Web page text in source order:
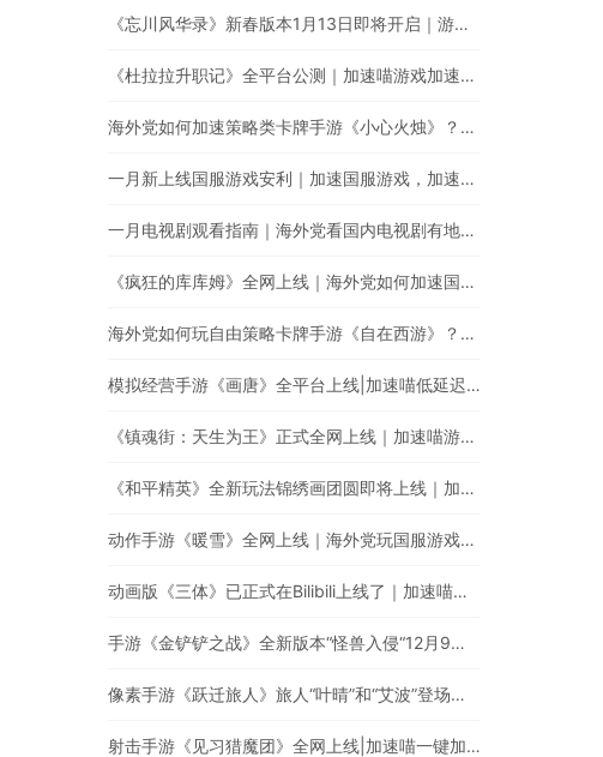
《忘川风华录》新春版本1月13日即将开启｜游戏加速器一键加速提升游戏体验
《杜拉拉升职记》全平台公测｜加速喵游戏加速快人一步
海外党如何加速策略类卡牌手游《小心火烛》？｜使用加速喵一键智能加速回国
一月新上线国服游戏安利｜加速国服游戏，加速喵全网最快
一月电视剧观看指南｜海外党看国内电视剧有地区限制怎么办？
《疯狂的库库姆》全网上线｜海外党如何加速国服手游？
海外党如何玩自由策略卡牌手游《自在西游》？使用加速喵随时随地畅享游戏加速
模拟经营手游《画唐》全平台上线|加速喵低延迟无卡顿加速游戏全网最快
《镇魂街：天生为王》正式全网上线｜加速喵游戏加速全网最快
《和平精英》全新玩法锦绣画团圆即将上线｜加速喵国服游戏超快加速
动作手游《暖雪》全网上线｜海外党玩国服游戏的必备游戏加速器
动画版《三体》已正式在Bilibili上线了｜加速喵一键加速破解海外地区限制
手游《金铲铲之战》全新版本“怪兽入侵“12月9日正式上线｜回国游戏加速器的最佳选择
像素手游《跃迁旅人》旅人“叶晴”和“艾波”登场｜使用加速喵一键加速国服游戏低延迟无卡顿
射击手游《见习猎魔团》全网上线|加速喵一键加速国服游戏